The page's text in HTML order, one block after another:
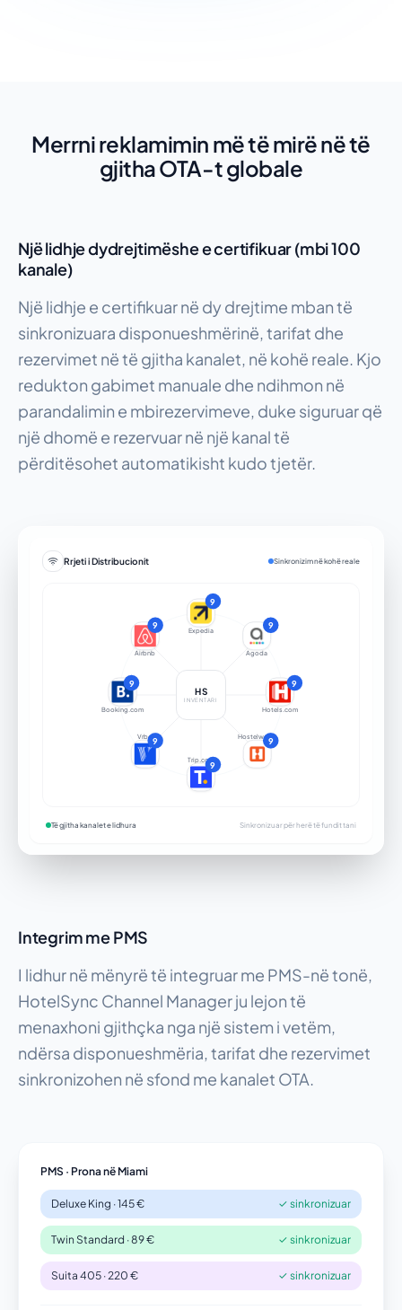
Merrni reklamimin më të mirë në të
gjitha OTA-t globale
Një lidhje dydrejtimëshe e certifikuar (mbi 100
kanale)
Një lidhje e certifikuar në dy drejtime mban të
sinkronizuara disponueshmërinë, tarifat dhe
rezervimet në të gjitha kanalet, në kohë reale. Kjo
redukton gabimet manuale dhe ndihmon në
parandalimin e mbirezervimeve, duke siguruar që
një dhomë e rezervuar në një kanal të
përditësohet automatikisht kudo tjetër.
Rrjeti i Distribucionit Sinkronizim në kohë reale
10
9
10
9
10
9
10
9
10
9
10
9
10
9
10
9
HS
INVENTARI
Booking.com
Airbnb
Expedia
Agoda
Hotels.com
Hostelworld
Trip.com
Vrbo
Të gjitha kanalet e lidhura Sinkronizuar për herë të fundit tani
Integrim me PMS
I lidhur në mënyrë të integruar me PMS-në tonë,
HotelSync Channel Manager ju lejon të
menaxhoni gjithçka nga një sistem i vetëm,
ndërsa disponueshmëria, tarifat dhe rezervimet
sinkronizohen në sfond me kanalet OTA.
PMS · Prona në Miami
Deluxe King · 145 € ✓ sinkronizuar
Twin Standard · 89 € ✓ sinkronizuar
Suita 405 · 220 € ✓ sinkronizuar